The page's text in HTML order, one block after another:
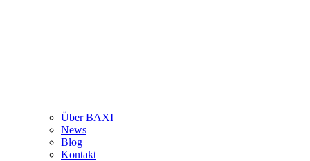
Über BAXI
News
Blog
Kontakt